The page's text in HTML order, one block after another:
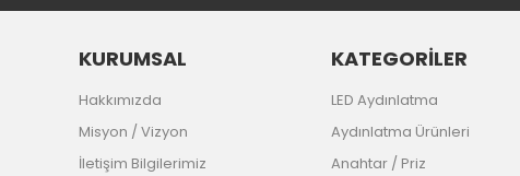
KURUMSAL
Hakkımızda
Misyon / Vizyon
İletişim Bilgilerimiz
KATEGORİLER
LED Aydınlatma
Aydınlatma Ürünleri
Anahtar / Priz